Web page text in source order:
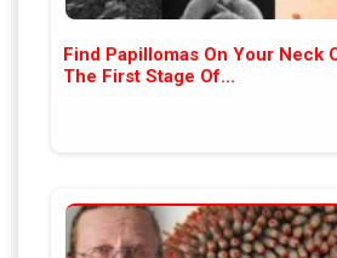
Find Papillomas On Your Neck
The First Stage Of...